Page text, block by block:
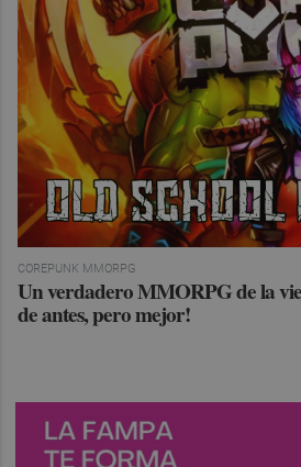
COREPUNK MMORPG
Un verdadero MMORPG de la
de antes, pero mejor!